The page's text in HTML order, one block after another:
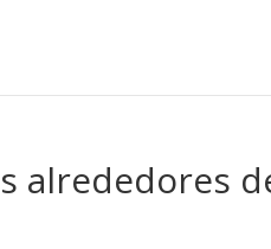
alrededores